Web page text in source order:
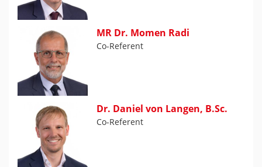
MR Dr. Momen Radi
Co-Referent
Dr. Daniel von Langen, B.Sc.
Co-Referent